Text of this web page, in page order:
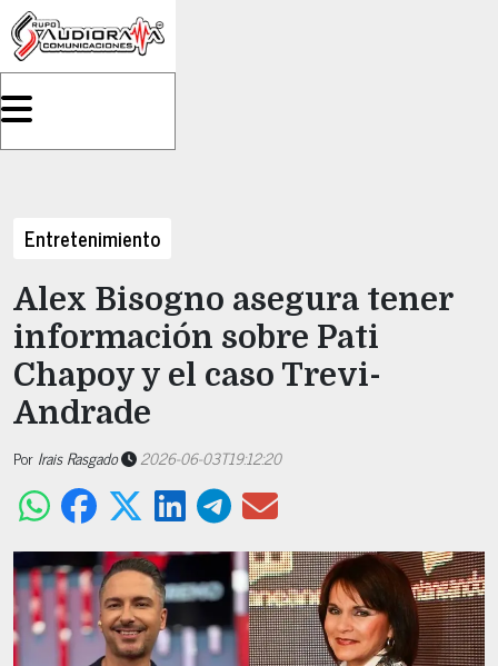
Entretenimiento
Alex Bisogno asegura tener
información sobre Pati
Chapoy y el caso Trevi-
Andrade
Por Irais Rasgado 2026-06-03T19:12:20